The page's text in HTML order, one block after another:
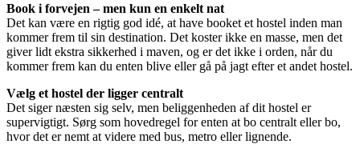
Book i forvejen – men kun en enkelt nat
Det kan være en rigtig god idé, at have booket et hostel inden man
kommer frem til sin destination. Det koster ikke en masse, men det
giver lidt ekstra sikkerhed i maven, og er det ikke i orden, når du
kommer frem kan du enten blive eller gå på jagt efter et andet hostel.
Vælg et hostel der ligger centralt
Det siger næsten sig selv, men beliggenheden af dit hostel er
supervigtigt. Sørg som hovedregel for enten at bo centralt eller bo,
hvor det er nemt at videre med bus, metro eller lignende.